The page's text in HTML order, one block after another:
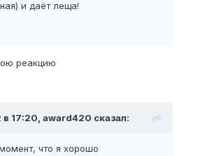
и даёт леща!
реакцию
в 17:20, award420 сказал:
что я хорошо